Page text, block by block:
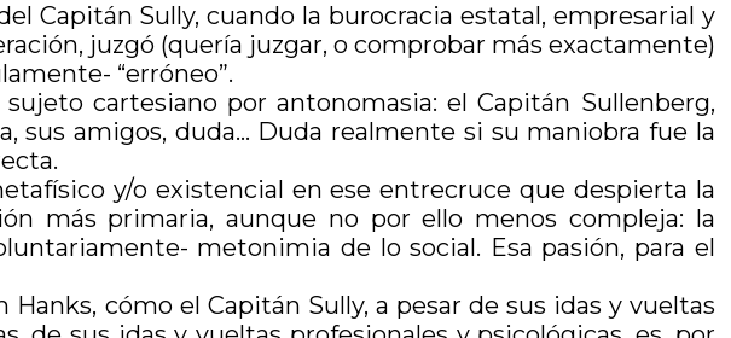
Capitán Sully, cuando la burocracia estatal, empresarial y
juzgó (quería juzgar, o comprobar más exactamente)
“erróneo”.
cartesiano por antonomasia: el Capitán Sullenberg,
sus amigos, duda… Duda realmente si su maniobra fue la
y/o existencial en ese entrecruce que despierta la
más primaria, aunque no por ello menos compleja: la
metonimia de lo social. Esa pasión, para el
cómo el Capitán Sully, a pesar de sus idas y vueltas